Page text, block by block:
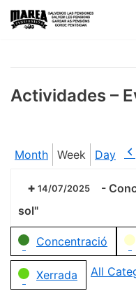
Skip
Actividades –
Month Week Day
14/07/2025 -
sol"
Categories
Concentració
Xerrada All